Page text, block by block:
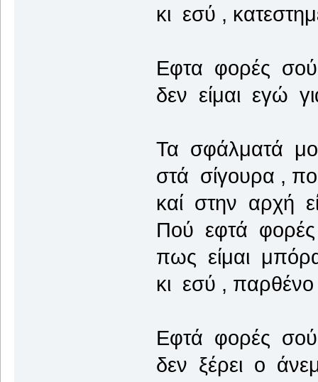
κι εσύ ,
Εφτα φορές
δεν είμαι εγώ
Τα σφάλματά
στά σίγουρα ,
καί στην αρχή
Πού εφτά
πως είμαι
κι εσύ ,
Εφτά φορές
δεν ξέρει ο